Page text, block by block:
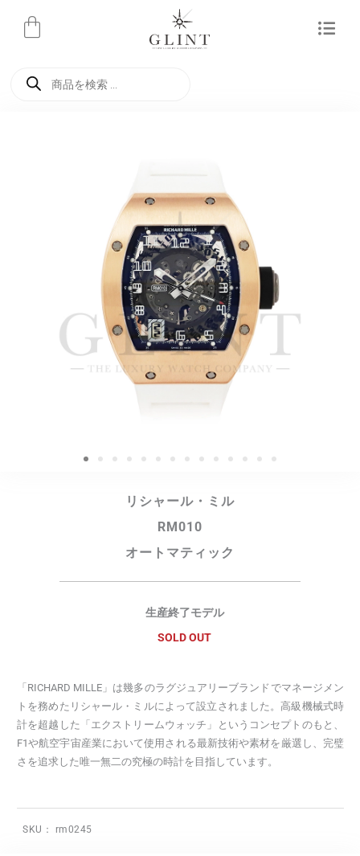
リシャール・ミル
RM010
オートマティック
生産終了モデル
SOLD OUT
「RICHARD MILLE」は幾多のラグジュアリーブランドでマネージメン
トを務めたリシャール・ミルによって設立されました。高級機械式時
計を超越した「エクストリームウォッチ」というコンセプトのもと、
F1や航空宇宙産業において使用される最新技術や素材を厳選し、完璧
さを追求した唯一無二の究極の時計を目指しています。
SKU： rm0245